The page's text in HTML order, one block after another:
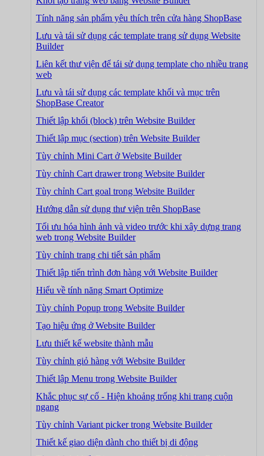
Tính năng sản phẩm yêu thích trên cửa hàng ShopBase
Lưu và tái sử dụng các template trang sử dụng Website
Builder
Liên kết thư viện để tái sử dụng template cho nhiều trang
web
Lưu và tái sử dụng các template khối và mục trên
ShopBase Creator
Thiết lập khối (block) trên Website Builder
Thiết lập mục (section) trên Website Builder
Tùy chỉnh Mini Cart ở Website Builder
Tùy chỉnh Cart drawer trong Website Builder
Tùy chỉnh Cart goal trong Website Builder
Hướng dẫn sử dụng thư viện trên ShopBase
Tối ưu hóa hình ảnh và video trước khi xây dựng trang
web trong Website Builder
Tùy chỉnh trang chi tiết sản phẩm
Thiết lập tiến trình đơn hàng với Website Builder
Hiểu về tính năng Smart Optimize
Tùy chỉnh Popup trong Website Builder
Tạo hiệu ứng ở Website Builder
Lưu thiết kế website thành mẫu
Tùy chỉnh giỏ hàng với Website Builder
Thiết lập Menu trong Website Builder
Khắc phục sự cố - Hiện khoảng trống khi trang cuộn
ngang
Tùy chỉnh Variant picker trong Website Builder
Thiết kế giao diện dành cho thiết bị di động